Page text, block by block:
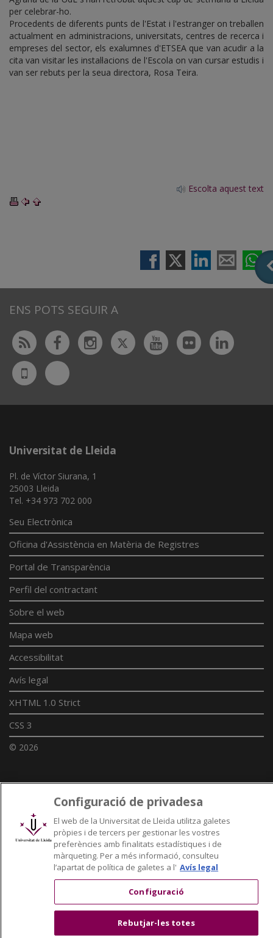
per celebrar-ho.
Procedents de diferents punts de l'Estat i l'estranger on treballen
actualment en administracions, universitats, centres de recerca i
empreses del sector, els exalumnes d'ETSEA que van acudir a la
cita van visitar les instal·lacions de l'Escola on van cursar estudis i
van ser rebuts per la seua directora, Rosa Teira.
Escolta aquest text
ENS POTS SEGUIR A
Rss FacebookInstagram
TwitterYoutubeFlickr
UdL
App
Bluesky
Universitat de Lleida
Pl. de Víctor Siurana, 1
25003 Lleida
Tel. +34 973 702 000
Seu Electrònica
Oficina d'Assistència en Matèria de Registres
Portal de Transparència
Perfil del contractant
Sobre el web
Mapa web
Accessibilitat
Avís legal
XHTML 1.0 Strict
CSS 3
© 2026
Enllaços UdL
Xarxes universitàries
Configuració de privadesa
El web de la Universitat de Lleida utilitza galetes
pròpies i de tercers per gestionar les vostres
preferències amb finalitats estadístiques i de
màrqueting. Per a més informació, consulteu
l’apartat de política de galetes a l' Avís legal
Configuració
Rebutjar-les totes